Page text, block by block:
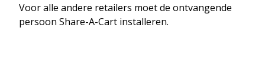
Voor alle andere retailers moet de ontvangende
persoon Share-A-Cart installeren.